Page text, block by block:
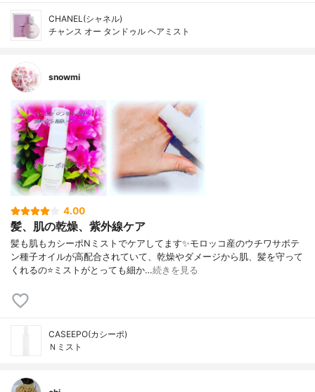
CHANEL(シャネル)
チャンス オー タンドゥル ヘアミスト
snowmi
4.00
髪、肌の乾燥、紫外線ケア
髪も肌もカシーポNミストでケアしてます✨モロッコ産のウチワサボテ
ン種子オイルが高配合されていて、乾燥やダメージから肌、髪を守って
くれるの⭐️ミストがとっても細か…続きを見る
CASEEPO(カシーポ)
Ｎミスト